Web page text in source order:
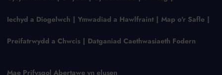
Iechyd a Diogelwch Ymwadiad a Hawlfraint Map o'r Safle
Preifatrwydd a Chwcis Datganiad Caethwasiaeth Fodern
Mae Prifysgol Abertawe yn elusen